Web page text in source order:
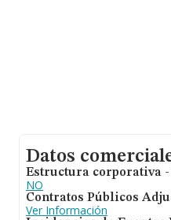
Datos
Estructura corporativa
NO
Contratos Públicos
Ver Información